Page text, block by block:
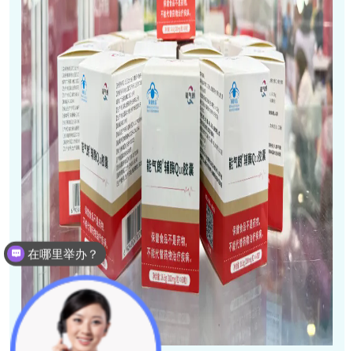
大健康涵盖哪些项目呢？